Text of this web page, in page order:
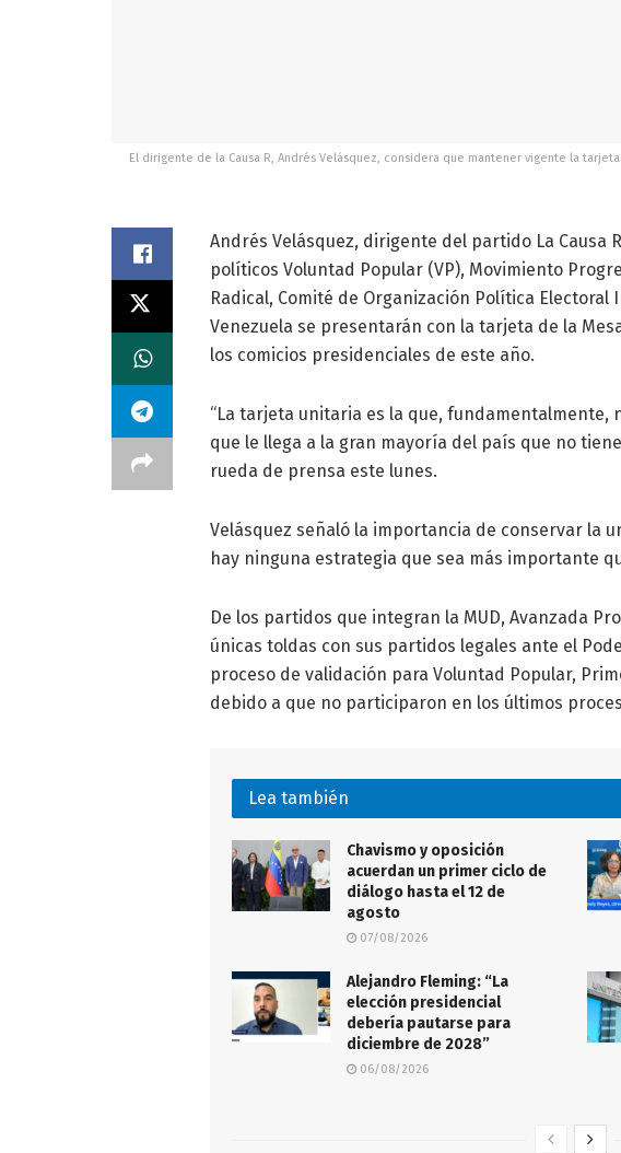
El dirigente de la Causa R, Andrés Velásquez, considera que mantener vigente la
Andrés Velásquez, dirigente del partido La Causa
políticos Voluntad Popular (VP), Movimiento
Radical, Comité de Organización Política
Venezuela se presentarán con la tarjeta de la
los comicios presidenciales de este año.
“La tarjeta unitaria es la que, fundamentalmente,
que le llega a la gran mayoría del país que no
rueda de prensa este lunes.
Velásquez señaló la importancia de conservar la
hay ninguna estrategia que sea más importante
De los partidos que integran la MUD, Avanzada
únicas toldas con sus partidos legales ante el
proceso de validación para Voluntad Popular,
debido a que no participaron en los últimos
Lea también
Chavismo y oposición
acuerdan un primer ciclo de
diálogo hasta el 12 de
agosto
07/08/2026
Alejandro Fleming: “La
elección presidencial
debería pautarse para
diciembre de 2028”
06/08/2026